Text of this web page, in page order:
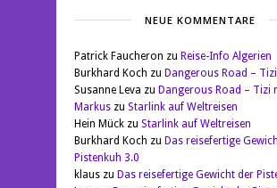
NEUE KOMMENTARE
Patrick Faucheron zu Reise-Info Algerien
Burkhard Koch zu Dangerous Road – Tizi
Susanne Leva zu Dangerous Road – Tizi
Markuszu Starlink auf Weltreisen
Hein Mückzu Starlink auf Weltreisen
Burkhard Koch zu Das reisefertige
Pistenkuh 3.0
klauszu Das reisefertige Gewicht der